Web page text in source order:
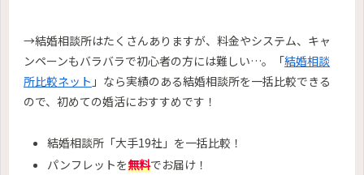
→結婚相談所はたくさんありますが、料金やシステム、キャ
ンペーンもバラバラで初心者の方には難しい…。「結婚相談
所比較ネット 」なら実績のある結婚相談所を一括比較できる
ので、初めての婚活におすすめです！
結婚相談所「大手19社」を一括比較！
パンフレットを無料でお届け！